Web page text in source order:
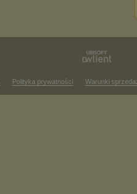
Polityka prywatności Warunki